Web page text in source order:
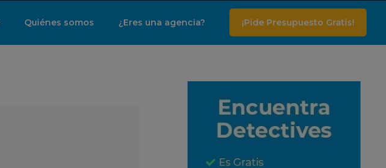
Quiénes somos ¿Eres una agencia? ¡Pide Presupuesto Gratis!